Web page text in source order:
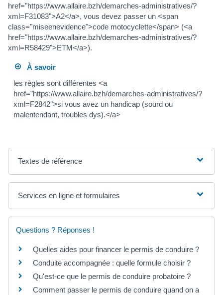
href="https://www.allaire.bzh/demarches-administratives/?
xml=F31083">A2</a>, vous devez passer un <span
class="miseenevidence">code motocyclette</span> (<a
href="https://www.allaire.bzh/demarches-administratives/?
xml=R58429">ETM</a>).
À savoir
les règles sont différentes <a
href="https://www.allaire.bzh/demarches-administratives/?
xml=F2842">si vous avez un handicap (sourd ou
malentendant, troubles dys).</a>
Textes de référence
Services en ligne et formulaires
Questions ? Réponses !
Quelles aides pour financer le permis de conduire ?
Conduite accompagnée : quelle formule choisir ?
Qu'est-ce que le permis de conduire probatoire ?
Comment passer le permis de conduire quand on a